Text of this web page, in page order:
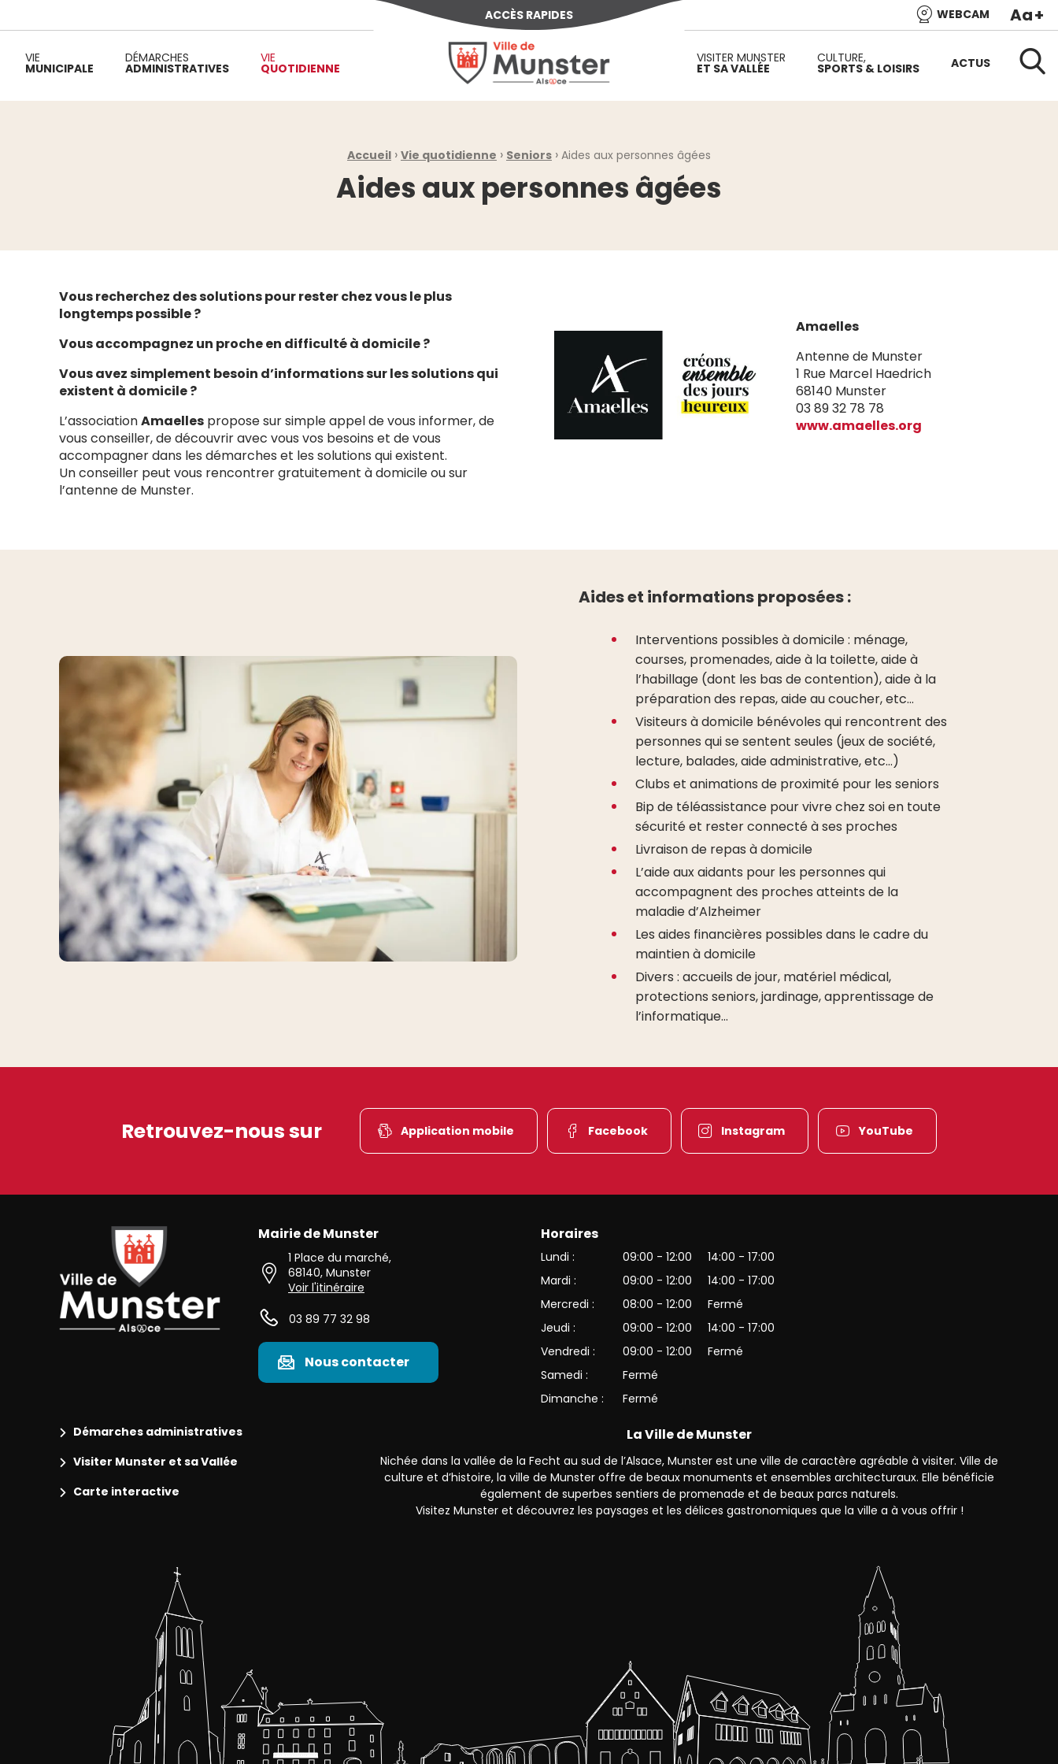
ACCÈS RAPIDES WEBCAM Aa+
Ville de Munster (Alsace) Située au cœur de l’Alsace et de l’une des plus belles vallées du versant
VIE
MUNICIPALE
DÉMARCHES
ADMINISTRATIVES
VIE
QUOTIDIENNE
VISITER MUNSTER
ET SA VALLÉE
CULTURE,
SPORTS & LOISIRS ACTUS
Accueil › Vie quotidienne › Seniors › Aides aux personnes âgées
Aides aux personnes âgées
Vous recherchez des solutions pour rester chez vous le plus
longtemps possible ?
Vous accompagnez un proche en difficulté à domicile ?
Vous avez simplement besoin d’informations sur les solutions qui
existent à domicile ?
L’associationAmaelles propose sur simple appel de vous informer, de
vous conseiller, de découvrir avec vous vos besoins et de vous
accompagner dans les démarches et les solutions qui existent.
Un conseiller peut vous rencontrer gratuitement à domicile ou sur
l’antenne de Munster.
Amaelles
Antenne de Munster
1 Rue Marcel Haedrich
68140 Munster
03 89 32 78 78
www.amaelles.org
Aides et informations proposées :
Interventions possibles à domicile : ménage,
courses, promenades, aide à la toilette, aide à
l’habillage (dont les bas de contention), aide à la
préparation des repas, aide au coucher, etc…
Visiteurs à domicile bénévoles qui rencontrent des
personnes qui se sentent seules (jeux de société,
lecture, balades, aide administrative, etc…)
Clubs et animations de proximité pour les seniors
Bip de téléassistance pour vivre chez soi en toute
sécurité et rester connecté à ses proches
Livraison de repas à domicile
L’aide aux aidants pour les personnes qui
accompagnent des proches atteints de la
maladie d’Alzheimer
Les aides financières possibles dans le cadre du
maintien à domicile
Divers : accueils de jour, matériel médical,
protections seniors, jardinage, apprentissage de
l’informatique…
Retrouvez-nous sur Application mobile Facebook Instagram YouTube
Ville de Munster (Alsace) Située au cœur de l’Alsace et de l’une des plus belles vallées du versant alsacien des Hautes-Vosges
Mairie de Munster
1 Place du marché,
68140, Munster
Voir l'itinéraire
03 89 77 32 98
Nous contacter
Horaires
Lundi : 09:00 - 12:00
14:00 - 17:00
Mardi :
09:00 - 12:00
14:00 - 17:00
Mercredi :
08:00 - 12:00
Fermé
Jeudi :
09:00 - 12:00
14:00 - 17:00
Vendredi :
09:00 - 12:00
Fermé
Samedi :
Fermé
Dimanche :
Fermé
Démarches administratives
Visiter Munster et sa Vallée
Carte interactive
La Ville de Munster
Nichée dans la vallée de la Fecht au sud de l’Alsace, Munster est une ville de caractère agréable à visiter. Ville de
culture et d’histoire, la ville de Munster offre de beaux monuments et ensembles architecturaux. Elle bénéficie
également de superbes sentiers de promenade et de beaux parcs naturels.
Visitez Munster et découvrez les paysages et les délices gastronomiques que la ville a à vous offrir !